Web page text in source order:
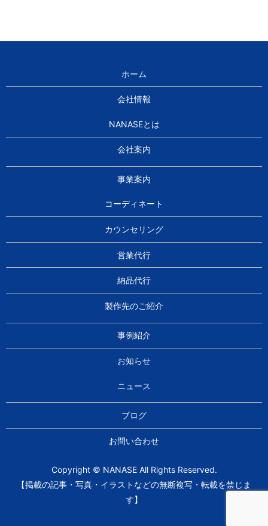
ホーム
会社情報
NANASEとは
会社案内
事業案内
コーディネート
カウンセリング
営業代行
納品代行
製作先のご紹介
事例紹介
お知らせ
ニュース
ブログ
お問い合わせ
Copyright © NANASE All Rights Reserved.
【掲載の記事・写真・イラストなどの無断複写・転載を禁じま
す】